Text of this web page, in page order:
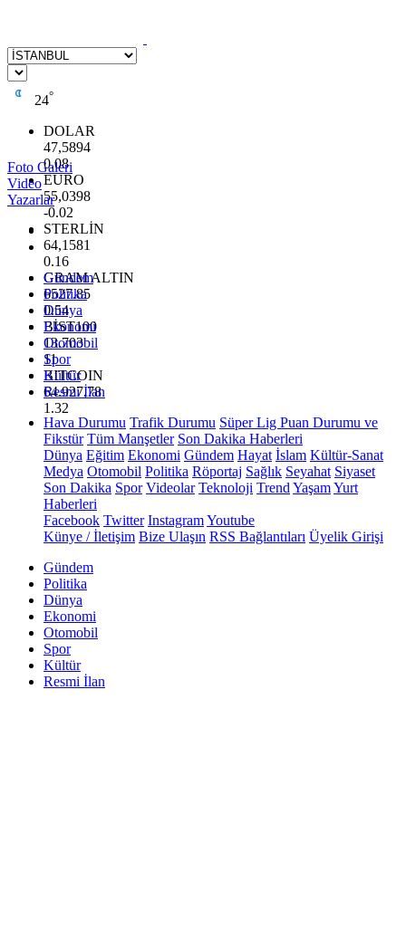
24°
DOLAR
47,5894
0.08
EURO
55,0398
-0.02
STERLİN
64,1581
0.16
GRAM ALTIN
6527.85
0.54
BİST100
13.703
11
BITCOIN
64.927,78
1.32
Foto Galeri
Video
Yazarlar
Gündem
Politika
Dünya
Ekonomi
Otomobil
Spor
Kültür
Resmi İlan
Hava Durumu Trafik Durumu Süper Lig Puan Durumu ve
Fikstür Tüm Manşetler Son Dakika Haberleri
Dünya Eğitim Ekonomi Gündem Hayat İslam Kültür-Sanat
Medya Otomobil Politika Röportaj Sağlık Seyahat Siyaset
Son Dakika Spor Videolar Teknoloji Trend YaşamYurt
Haberleri
Facebook Twitter InstagramYoutube
Künye / İletişim Bize Ulaşın RSS Bağlantıları Üyelik Girişi
Gündem
Politika
Dünya
Ekonomi
Otomobil
Spor
Kültür
Resmi İlan